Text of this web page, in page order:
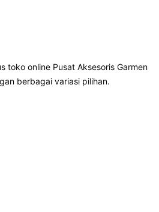
toko online Pusat Aksesoris Garmen
berbagai variasi pilihan.